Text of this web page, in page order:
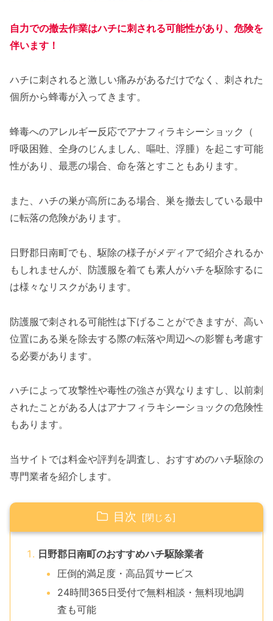
自力での撤去作業はハチに刺される可能性があり、危険を
伴います！
ハチに刺されると激しい痛みがあるだけでなく、刺された
個所から蜂毒が入ってきます。
蜂毒へのアレルギー反応でアナフィラキシーショック（
呼吸困難、全身のじんましん、嘔吐、浮腫）を起こす可能
性があり、最悪の場合、命を落とすこともあります。
また、ハチの巣が高所にある場合、巣を撤去している最中
に転落の危険があります。
日野郡日南町でも、駆除の様子がメディアで紹介されるか
もしれませんが、防護服を着ても素人がハチを駆除するに
は様々なリスクがあります。
防護服で刺される可能性は下げることができますが、高い
位置にある巣を除去する際の転落や周辺への影響も考慮す
る必要があります。
ハチによって攻撃性や毒性の強さが異なりますし、以前刺
されたことがある人はアナフィラキシーショックの危険性
もあります。
当サイトでは料金や評判を調査し、おすすめのハチ駆除の
専門業者を紹介します。
目次
日野郡日南町のおすすめハチ駆除業者
圧倒的満足度・高品質サービス
24時間365日受付で無料相談・無料現地調
査も可能